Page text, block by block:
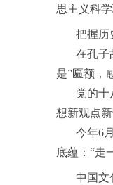
思主义科
把握历
在孔子故
是”匾额，
党的十八
想新观点
今年6月1
底蕴：“走
中国文化